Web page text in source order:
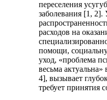
переселения
заболевания [1, 2].
расходов на
помощи,
уход, «проблема
весьма
4], вызывает
требует принятия